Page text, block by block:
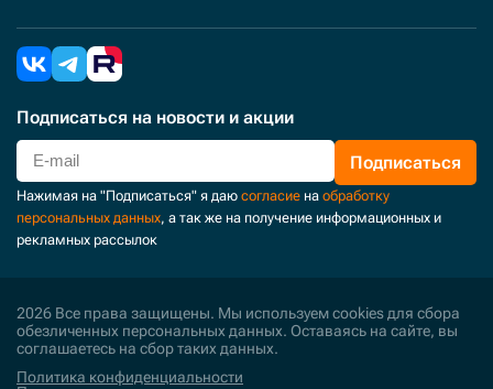
Подписаться на новости и акции
Подписаться
Нажимая на "Подписаться" я даю согласие на обработку
персональных данных, а так же на получение информационных и
рекламных рассылок
2026 Все права защищены. Мы используем cookies для сбора
обезличенных персональных данных. Оставаясь на сайте, вы
соглашаетесь на сбор таких данных.
Политика конфиденциальности